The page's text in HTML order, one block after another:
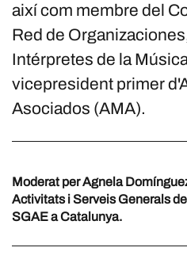
així com membre del
Red de
Intérpretes de la
vicepresident primer
Asociados (AMA).
Moderat per Agnela
Activitats i Serveis Generals
SGAE a Catalunya.